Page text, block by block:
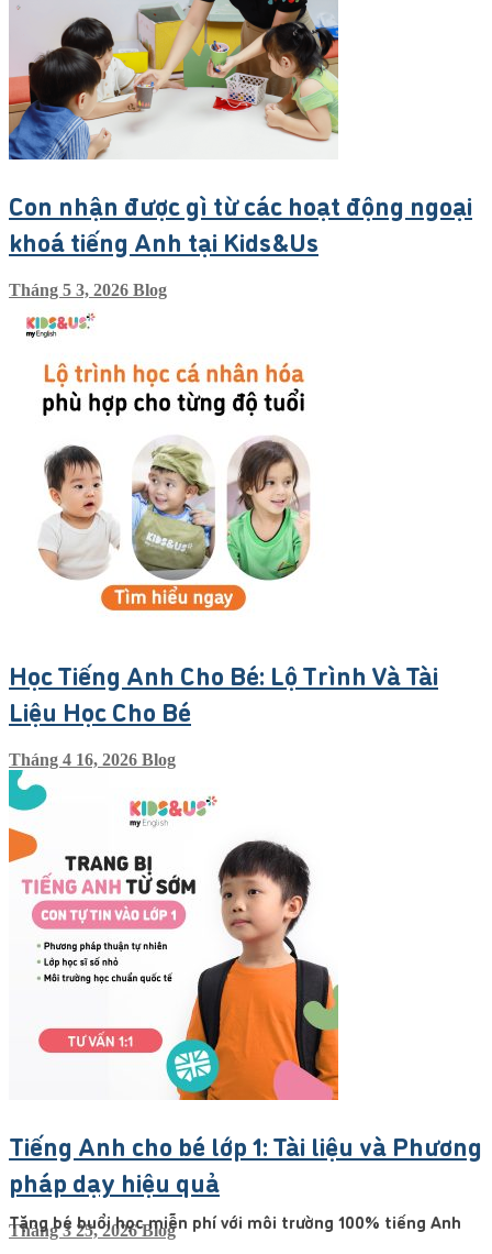
Con nhận được gì từ các hoạt động ngoại
khoá tiếng Anh tại Kids&Us
Tháng 5 3, 2026 Blog
Học Tiếng Anh Cho Bé: Lộ Trình Và Tài
Liệu Học Cho Bé
Tháng 4 16, 2026 Blog
Tiếng Anh cho bé lớp 1: Tài liệu và Phương
pháp dạy hiệu quả
Tháng 3 25, 2026Blog
Tặng bé buổi học miễn phí với môi trường 100% tiếng Anh